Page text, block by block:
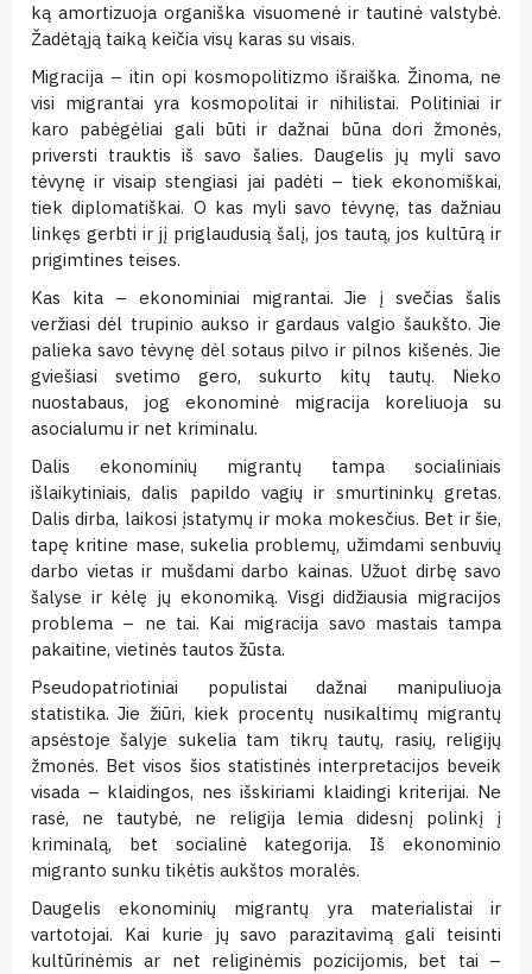
ką amortizuoja organiška visuomenė ir tautinė valstybė.
Žadėtąją taiką keičia visų karas su visais.
Migracija – itin opi kosmopolitizmo išraiška. Žinoma, ne
visi migrantai yra kosmopolitai ir nihilistai. Politiniai ir
karo pabėgėliai gali būti ir dažnai būna dori žmonės,
priversti trauktis iš savo šalies. Daugelis jų myli savo
tėvynę ir visaip stengiasi jai padėti – tiek ekonomiškai,
tiek diplomatiškai. O kas myli savo tėvynę, tas dažniau
linkęs gerbti ir jį priglaudusią šalį, jos tautą, jos kultūrą ir
prigimtines teises.
Kas kita – ekonominiai migrantai. Jie į svečias šalis
veržiasi dėl trupinio aukso ir gardaus valgio šaukšto. Jie
palieka savo tėvynę dėl sotaus pilvo ir pilnos kišenės. Jie
gviešiasi svetimo gero, sukurto kitų tautų. Nieko
nuostabaus, jog ekonominė migracija koreliuoja su
asocialumu ir net kriminalu.
Dalis ekonominių migrantų tampa socialiniais
išlaikytiniais, dalis papildo vagių ir smurtininkų gretas.
Dalis dirba, laikosi įstatymų ir moka mokesčius. Bet ir šie,
tapę kritine mase, sukelia problemų, užimdami senbuvių
darbo vietas ir mušdami darbo kainas. Užuot dirbę savo
šalyse ir kėlę jų ekonomiką. Visgi didžiausia migracijos
problema – ne tai. Kai migracija savo mastais tampa
pakaitine, vietinės tautos žūsta.
Pseudopatriotiniai populistai dažnai manipuliuoja
statistika. Jie žiūri, kiek procentų nusikaltimų migrantų
apsėstoje šalyje sukelia tam tikrų tautų, rasių, religijų
žmonės. Bet visos šios statistinės interpretacijos beveik
visada – klaidingos, nes išskiriami klaidingi kriterijai. Ne
rasė, ne tautybė, ne religija lemia didesnį polinkį į
kriminalą, bet socialinė kategorija. Iš ekonominio
migranto sunku tikėtis aukštos moralės.
Daugelis ekonominių migrantų yra materialistai ir
vartotojai. Kai kurie jų savo parazitavimą gali teisinti
kultūrinėmis ar net religinėmis pozicijomis, bet tai –